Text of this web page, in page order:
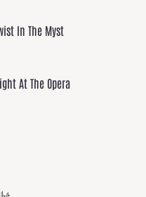
In The Myst
At The Opera